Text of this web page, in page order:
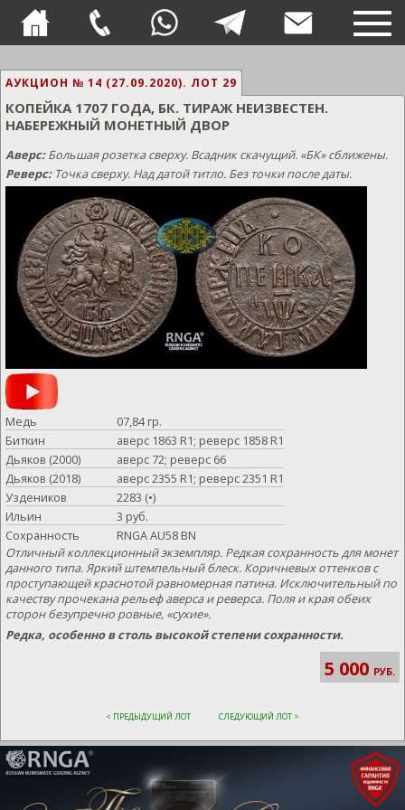
АУКЦИОН № 14 (27.09.2020). ЛОТ 29
КОПЕЙКА 1707 ГОДА, БК. ТИРАЖ НЕИЗВЕСТЕН.
НАБЕРЕЖНЫЙ МОНЕТНЫЙ ДВОР
Аверс:Большая розетка сверху. Всадник скачущий. «БК» сближены.
Реверс:Точка сверху. Над датой титло. Без точки после даты.
Медь
07,84 гр.
Биткин
аверс 1863 R1; реверс 1858 R1
Дьяков (2000)
аверс 72; реверс 66
Дьяков (2018)
аверс 2355 R1; реверс 2351 R1
Уздеников
2283 (•)
Ильин
3 руб.
Сохранность
RNGA AU58 BN
Отличный коллекционный экземпляр. Редкая сохранность для монет
данного типа. Яркий штемпельный блеск. Коричневых оттенков с
проступающей краснотой равномерная патина. Исключительный по
качеству прочекана рельеф аверса и реверса. Поля и края обеих
сторон безупречно ровные, «сухие».
Редка, особенно в столь высокой степени сохранности.
5 000 РУБ.
< ПРЕДЫДУЩИЙ ЛОТ СЛЕДУЮЩИЙ ЛОТ >